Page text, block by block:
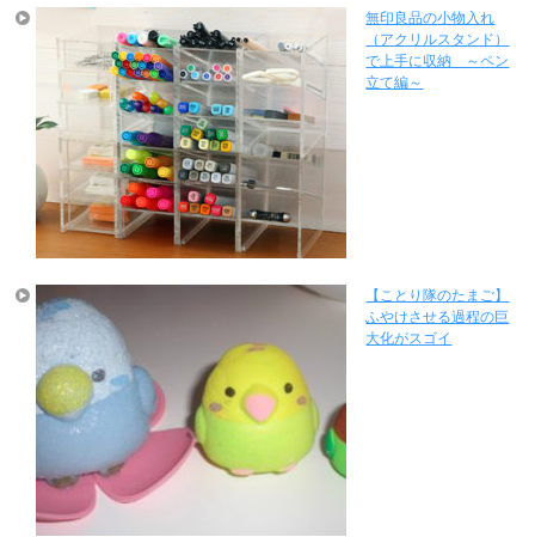
無印良品の小物入れ
（アクリルスタンド）
で上手に収納 ～ペン
立て編～
【ことり隊のたまご】
ふやけさせる過程の巨
大化がスゴイ